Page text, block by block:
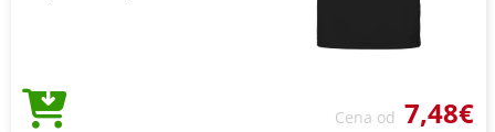
Cena od 7,48€